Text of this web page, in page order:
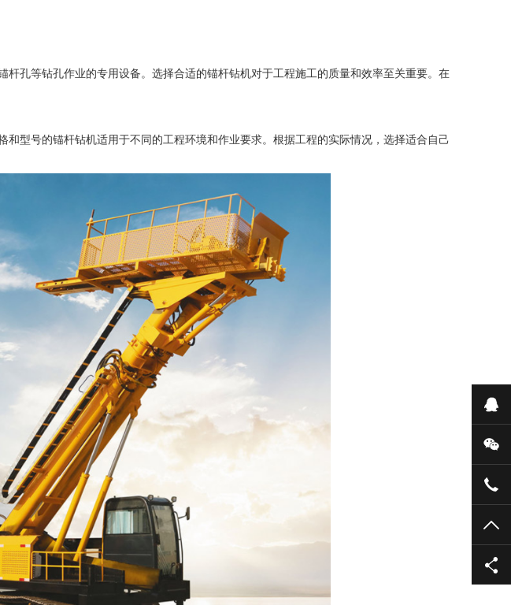
杆孔等钻孔作业的专用设备。选择合适的锚杆钻机对于工程施工的质量和效率至关重要。在
和型号的锚杆钻机适用于不同的工程环境和作业要求。根据工程的实际情况，选择适合自己
在
微